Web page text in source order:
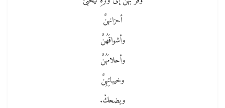
أحزانهنَّ
وأشواقَهُنَّ
وأحلامَهُنَّ
وخيباتِهِنَّ
ويضحكْ.